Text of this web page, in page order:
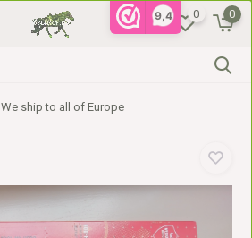
9,4 0 0
We ship to all of Europe